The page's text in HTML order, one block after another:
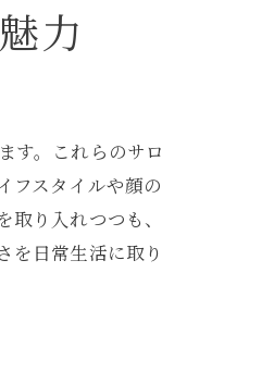
力
す。これらのサロ
フスタイルや顔の
り入れつつも、
を日常生活に取り